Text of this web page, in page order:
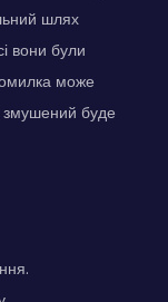
шлях
вони були
може
змушений буде